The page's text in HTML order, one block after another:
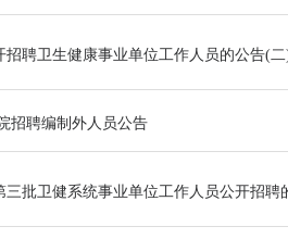
招聘卫生健康事业单位工作人员的公告(二
招聘编制外人员公告
三批卫健系统事业单位工作人员公开招聘